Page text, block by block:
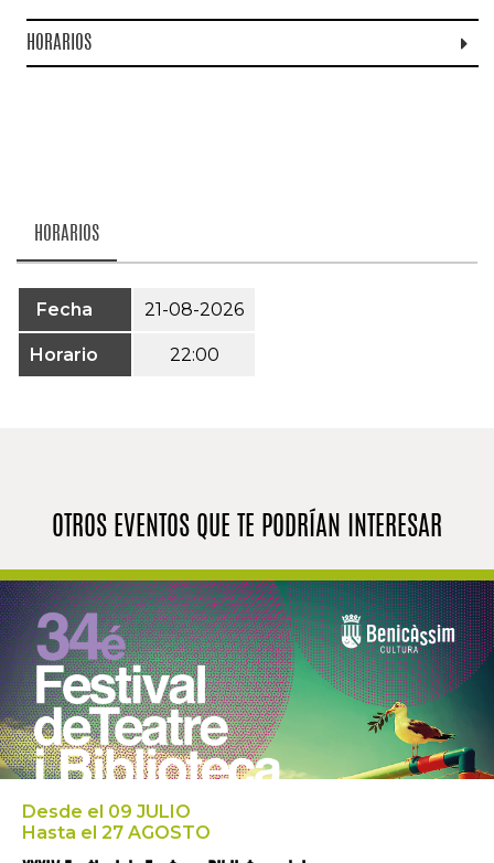
HORARIOS
HORARIOS
Fecha 21-08-2026
Horario 22:00
OTROS EVENTOS QUE TE PODRÍAN INTERESAR
Desde el 09 JULIO
Hasta el 27 AGOSTO